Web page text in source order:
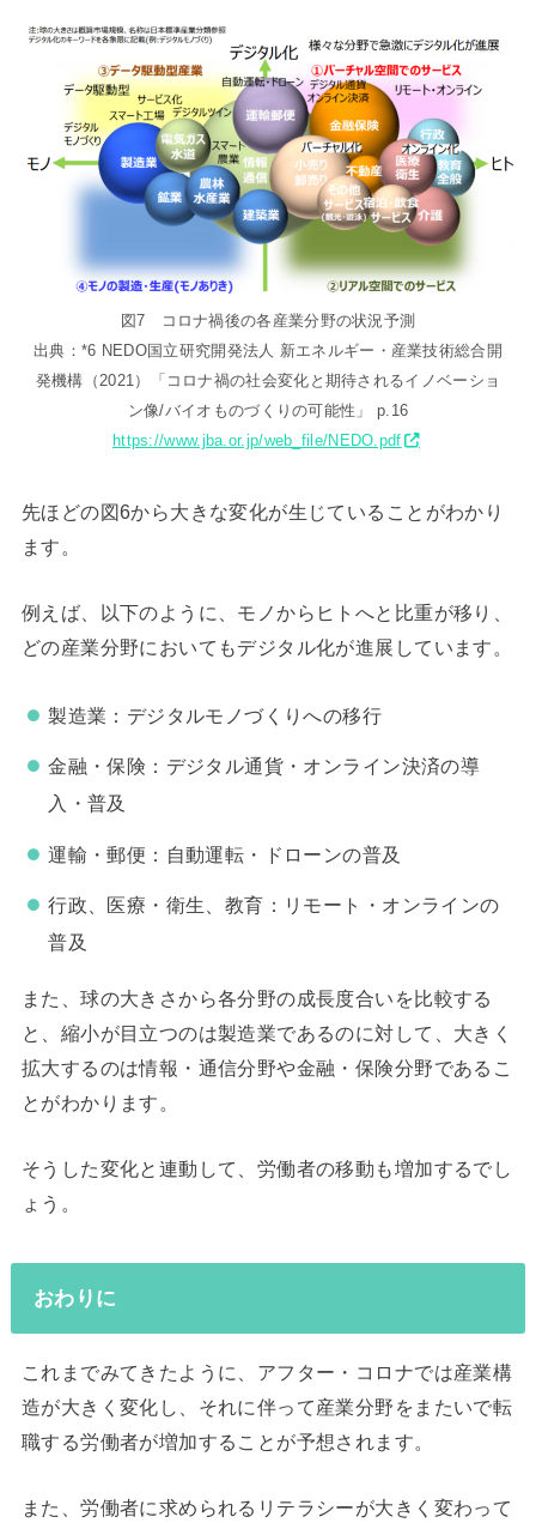
図7 コロナ禍後の各産業分野の状況予測
出典：*6 NEDO国立研究開発法人 新エネルギー・産業技術総合開
発機構（2021）「コロナ禍の社会変化と期待されるイノベーショ
ン像/バイオものづくりの可能性」 p.16
https://www.jba.or.jp/web_file/NEDO.pdf
先ほどの図6から大きな変化が生じていることがわかり
ます。
例えば、以下のように、モノからヒトへと比重が移り、
どの産業分野においてもデジタル化が進展しています。
製造業：デジタルモノづくりへの移行
金融・保険：デジタル通貨・オンライン決済の導
入・普及
運輸・郵便：自動運転・ドローンの普及
行政、医療・衛生、教育：リモート・オンラインの
普及
また、球の大きさから各分野の成長度合いを比較する
と、縮小が目立つのは製造業であるのに対して、大きく
拡大するのは情報・通信分野や金融・保険分野であるこ
とがわかります。
そうした変化と連動して、労働者の移動も増加するでし
ょう。
おわりに
これまでみてきたように、アフター・コロナでは産業構
造が大きく変化し、それに伴って産業分野をまたいで転
職する労働者が増加することが予想されます。
また、労働者に求められるリテラシーが大きく変わって